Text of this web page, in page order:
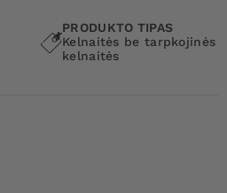
PRODUKTO TIPAS
Kelnaitės be tarpkojinės
kelnaitės